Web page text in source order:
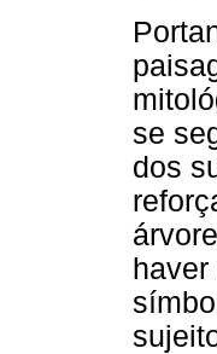
se
dos